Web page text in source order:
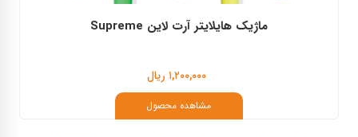
ماژیک هایلایتر آرت لاین Supreme
۱,۲۰۰,۰۰۰ ریال
مشاهده محصول